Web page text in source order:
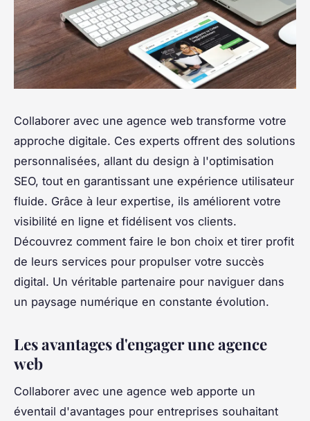
Collaborer avec une agence web transforme votre
approche digitale. Ces experts offrent des solutions
personnalisées, allant du design à l'optimisation
SEO, tout en garantissant une expérience utilisateur
fluide. Grâce à leur expertise, ils améliorent votre
visibilité en ligne et fidélisent vos clients.
Découvrez comment faire le bon choix et tirer profit
de leurs services pour propulser votre succès
digital. Un véritable partenaire pour naviguer dans
un paysage numérique en constante évolution.
Les avantages d'engager une agence
web
Collaborer avec une agence web apporte un
éventail d'avantages pour entreprises souhaitant